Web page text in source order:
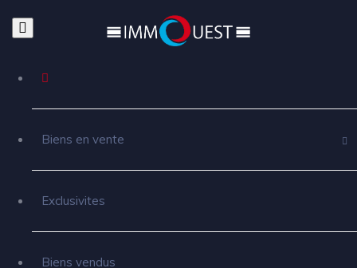
Biens en vente
Exclusivites
Biens vendus